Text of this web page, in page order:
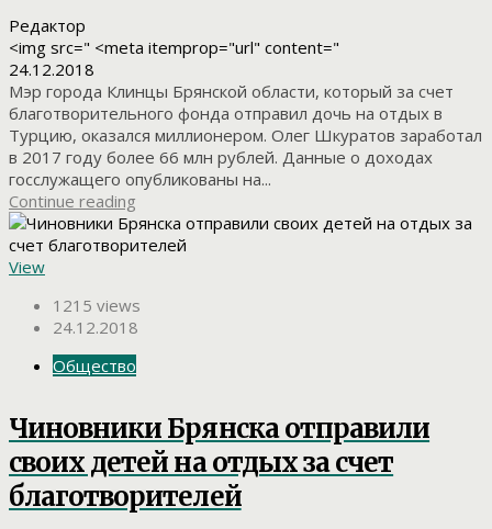
Редактор
<img src=" <meta itemprop="url" content="
24.12.2018
Мэр города Клинцы Брянской области, который за счет
благотворительного фонда отправил дочь на отдых в
Турцию, оказался миллионером. Олег Шкуратов заработал
в 2017 году более 66 млн рублей. Данные о доходах
госслужащего опубликованы на...
Continue reading
View
1215 views
24.12.2018
Общество
Чиновники Брянска отправили
своих детей на отдых за счет
благотворителей